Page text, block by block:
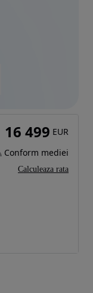
16 499 EUR
Conform mediei
Calculeaza rata